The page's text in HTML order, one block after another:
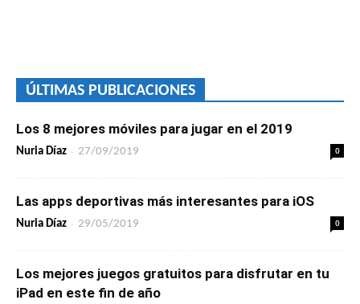
ÚLTIMAS PUBLICACIONES
Los 8 mejores móviles para jugar en el 2019
Nuria Díaz - 27/09/2019 0
Las apps deportivas más interesantes para iOS
Nuria Díaz - 29/05/2019 0
Los mejores juegos gratuitos para disfrutar en tu
iPad en este fin de año